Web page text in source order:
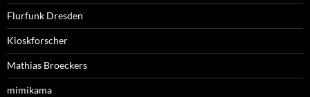
Flurfunk Dresden
Kioskforscher
Mathias Broeckers
mimikama